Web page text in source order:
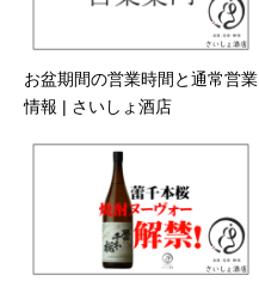
お盆期間の営業時間と通常営業
情報 | さいしょ酒店